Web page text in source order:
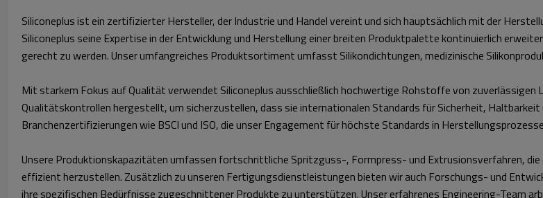
Siliconeplus ist ein zertifizierter Hersteller, der Industrie und Handel vereint und sich hauptsächlich mit der
Siliconeplus seine Expertise in der Entwicklung und Herstellung einer breiten Produktpalette kontinuierlich
gerecht zu werden. Unser umfangreiches Produktsortiment umfasst Silikondichtungen, medizinische
Mit starkem Fokus auf Qualität verwendet Siliconeplus ausschließlich hochwertige Rohstoffe von zuverlässigen
Qualitätskontrollen hergestellt, um sicherzustellen, dass sie internationalen Standards für Sicherheit,
Branchenzertifizierungen wie BSCI und ISO, die unser Engagement für höchste Standards in
Unsere Produktionskapazitäten umfassen fortschrittliche Spritzguss-, Formpress- und Extrusionsverfahren,
effizient herzustellen. Zusätzlich zu unseren Fertigungsdienstleistungen bieten wir auch Forschungs- und
ihre spezifischen Bedürfnisse zugeschnittener Produkte zu unterstützen. Unser erfahrenes Engineering-Team